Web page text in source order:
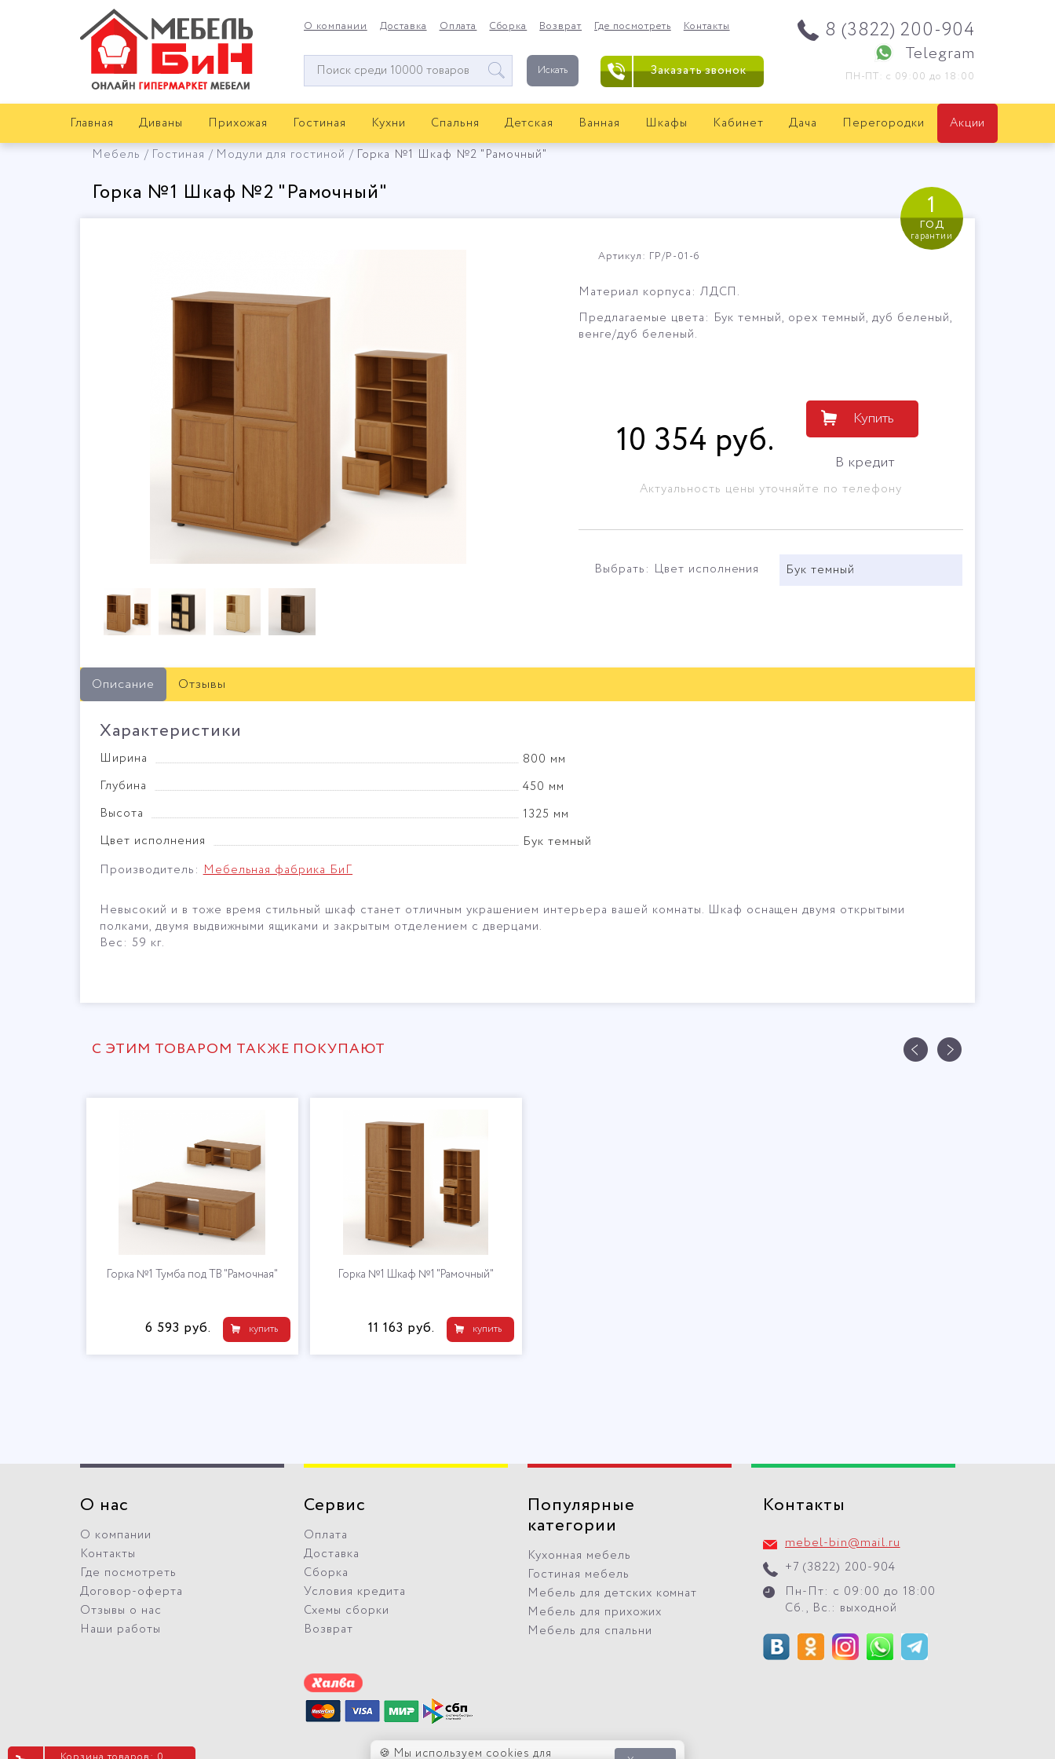
О компании Доставка Оплата Сборка Возврат Где посмотреть Контакты
Окно
поиска
Искать
8 (3822) 200-904
Telegram
ПН-ПТ: с 09:00 до 18:00
Заказать звонок
Главная Диваны Прихожая Гостиная Кухни Спальня Детская Ванная Шкафы Кабинет Дача Перегородки
Акции
Мебель
Гостиная Модули для гостиной Горка №1 Шкаф №2 "Рамочный"
Горка №1 Шкаф №2 "Рамочный" 1
год
гарантии
Артикул: ГР/Р-01-б
Материал корпуса: ЛДСП.
Предлагаемые цвета: Бук темный, орех темный, дуб беленый,
венге/дуб беленый.
10 354 руб. Купить
В кредит
Актуальность цены уточняйте по телефону
Выбрать: Цвет исполнения Бук темный
Описание Отзывы
Характеристики
Ширина
800 мм
Глубина
450 мм
Высота
1325 мм
Цвет исполнения
Бук темный
Производитель:Мебельная фабрика БиГ
Невысокий и в тоже время стильный шкаф станет отличным украшением интерьера вашей комнаты. Шкаф оснащен двумя открытыми
полками, двумя выдвижными ящиками и закрытым отделением с дверцами.
Вес: 59 кг.
С ЭТИМ ТОВАРОМ ТАКЖЕ ПОКУПАЮТ
Горка №1 Тумба под ТВ "Рамочная"
купить
6 593 руб.
Горка №1 Шкаф №1 "Рамочный"
купить
11 163 руб.
О нас
О компании
Контакты
Где посмотреть
Договор-оферта
Отзывы о нас
Наши работы
Сервис
Оплата
Доставка
Сборка
Условия кредита
Схемы сборки
Возврат
Популярные
категории
Кухонная мебель
Гостиная мебель
Мебель для детских комнат
Мебель для прихожих
Мебель для спальни
Контакты
mebel-bin@mail.ru
+7 (3822) 200-904
Пн-Пт: с 09:00 до 18:00
Сб., Вс.: выходной
🍪 Мы используем cookies для